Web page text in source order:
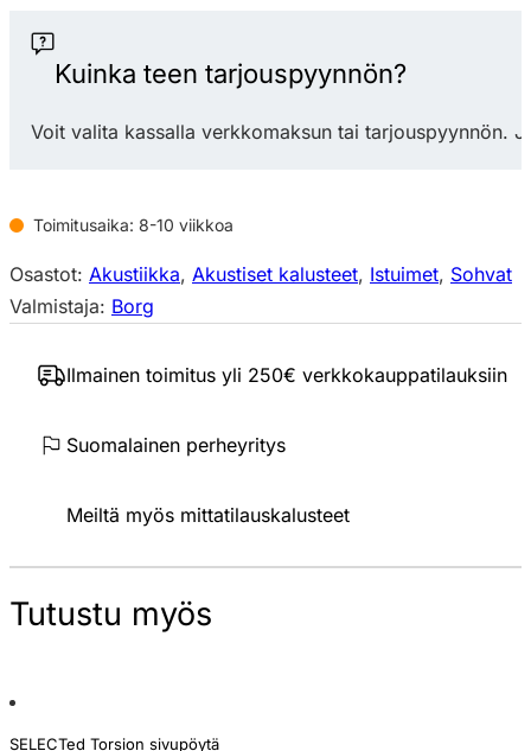
korkea
sohvaKuinka teen tarjouspyynnön?
Voit valita kassalla verkkomaksun tai tarjouspyynnön.
Toimitusaika: 8-10 viikkoa
Osastot: Akustiikka, Akustiset kalusteet, Istuimet, Sohvat
Valmistaja: Borg
Ilmainen toimitus yli 250€ verkkokauppatilauksiin
Suomalainen perheyritys
Meiltä myös mittatilauskalusteet
Tutustu myös
SELECTed Torsion sivupöytä